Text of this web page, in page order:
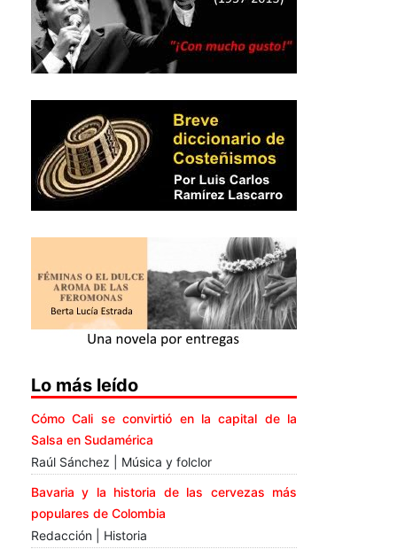
Lo más leído
Cómo Cali se convirtió en la capital de la
Salsa en Sudamérica
Raúl Sánchez | Música y folclor
Bavaria y la historia de las cervezas más
populares de Colombia
Redacción | Historia